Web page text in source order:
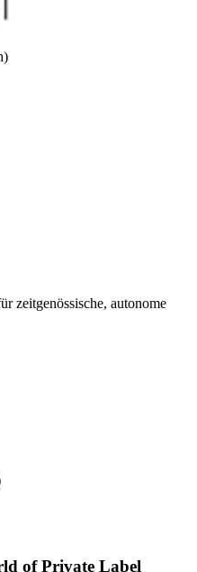
zeitgenössische, autonome
of Private Label